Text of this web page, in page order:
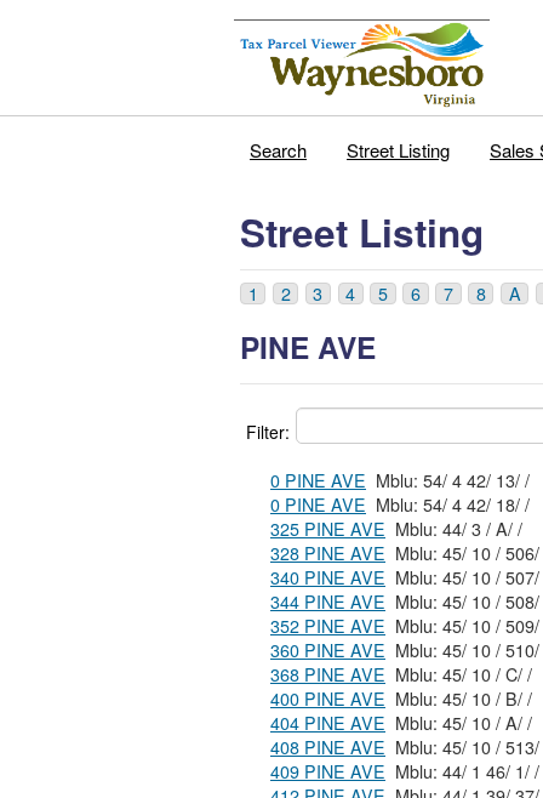
Search Street Listing Sales
Street Listing
1 2 3 4 5 6 7 8 A
PINE AVE
Filter:
0 PINE AVE
Mblu: 54/ 4 42/ 13/ /
0 PINE AVE
Mblu: 54/ 4 42/ 18/ /
325 PINE AVE
Mblu: 44/ 3 / A/ /
328 PINE AVE
340 PINE AVE
344 PINE AVE
352 PINE AVE
360 PINE AVE
368 PINE AVE
Mblu: 45/ 10 / C/ /
400 PINE AVE
Mblu: 45/ 10 / B/ /
404 PINE AVE
Mblu: 45/ 10 / A/ /
408 PINE AVE
409 PINE AVE
Mblu: 44/ 1 46/ 1/ /